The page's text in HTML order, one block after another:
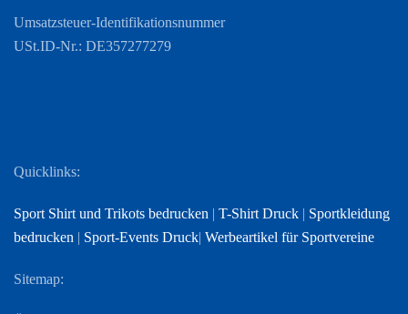
Umsatzsteuer-Identifikationsnummer
USt.ID-Nr.: DE357277279
Quicklinks:
Sport Shirt und Trikots bedrucken | T-Shirt Druck | Sportkleidung
bedrucken | Sport-Events Druck| Werbeartikel für Sportvereine
Sitemap: